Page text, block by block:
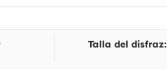
Talla del disfraz: